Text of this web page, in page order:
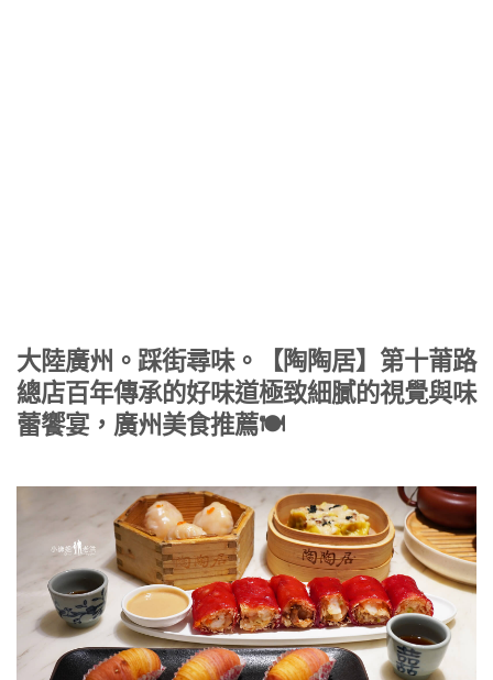
大陸廣州。踩街尋味。【陶陶居】第十莆路
總店百年傳承的好味道極致細膩的視覺與味
蕾饗宴，廣州美食推薦🍽️